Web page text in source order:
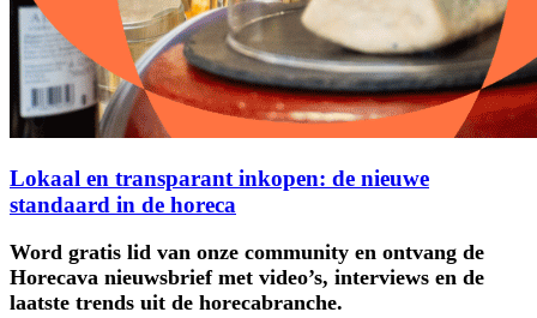
Lokaal en transparant inkopen: de nieuwe
standaard in de horeca
Word gratis lid van onze community en ontvang de
Horecava nieuwsbrief met video’s, interviews en de
laatste trends uit de horecabranche.